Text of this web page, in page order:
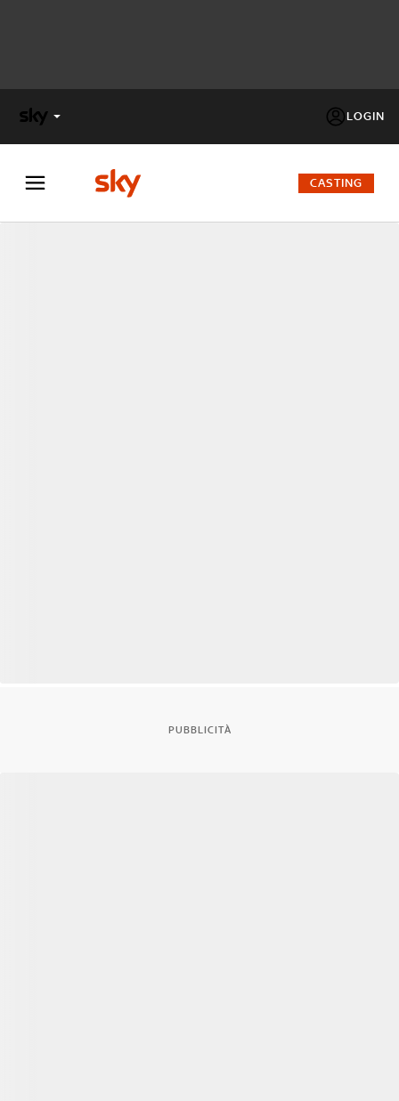
LOGIN
FACTOR
CASTING
PUBBLICITÀ